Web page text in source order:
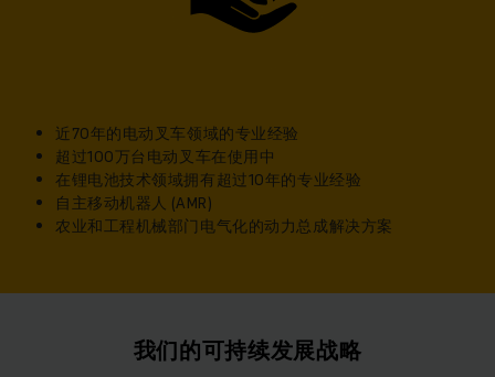
近70年的电动叉车领域的专业经验
超过100万台电动叉车在使用中
在锂电池技术领域拥有超过10年的专业经验
自主移动机器人 (AMR)
农业和工程机械部门电气化的动力总成解决方案
我们的可持续发展战略